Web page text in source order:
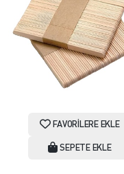
FAVORILERE EKLE
SEPETE EKLE